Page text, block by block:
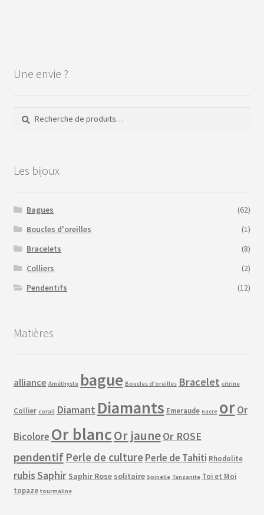
Une envie ?
Recherche
pour :
Recherche
Les bijoux
Bagues
(62)
Boucles d'oreilles
(1)
Bracelets
(8)
Colliers
(2)
Pendentifs
(12)
Matières
alliance Améthyste bague Boucles d'oreilles Bracelet citrine
Collier corail Diamant Diamants Emeraude nacre orOr
Bicolore Or blancOr jauneOr ROSE
pendentif Perle de culturePerle de Tahiti Rhodolite
rubisSaphir Saphir Rose solitaire Spinelle Tanzanite Toi et Moi
topaze tourmaline